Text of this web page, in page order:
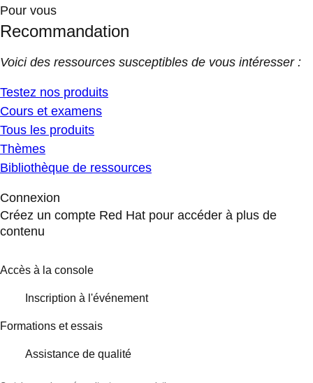
Pour vous
Recommandation
Voici des ressources susceptibles de vous intéresser :
Testez nos produits
Cours et examens
Tous les produits
Thèmes
Bibliothèque de ressources
Connexion
Créez un compte Red Hat pour accéder à plus de
contenu
Accès à la console
Inscription à l'événement
Formations et essais
Assistance de qualité